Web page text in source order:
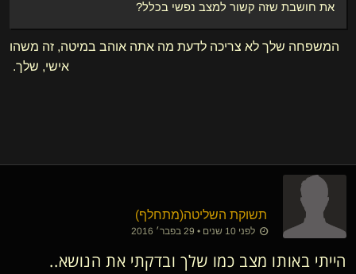
את חושבת שזה קשור למצב נפשי בכלל?
המשפחה שלך לא צריכה לדעת מה אתה אוהב במיטה, זה משהו
אישי, שלך.
תשוקת השליטה​(מתחלף)
לפני 10 שנים • 29 בפבר׳ 2016
הייתי באותו מצב כמו שלך ובדקתי את הנושא..